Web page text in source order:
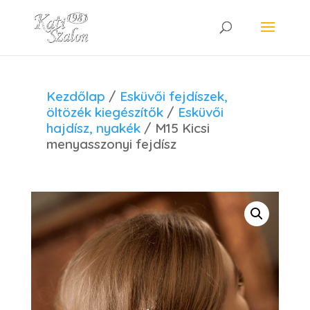
Kezdőlap / Esküvői fejdíszek,
öltözék kiegészítők / Esküvői
hajdísz, nyakék / M15 Kicsi
menyasszonyi fejdísz